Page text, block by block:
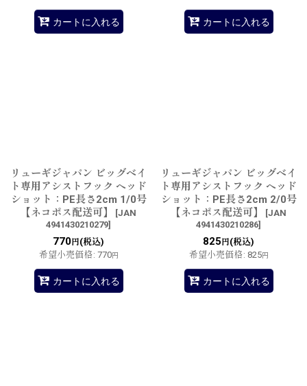
カートに入れる カートに入れる
リューギジャパン ビッグベイ
ト専用アシストフック ヘッド
ショット：PE長さ2cm 1/0号
【ネコポス配送可】
[JAN
4941430210279]
770 円(税込)
希望小売価格: 770円
カートに入れる
リューギジャパン ビッグベイ
ト専用アシストフック ヘッド
ショット：PE長さ2cm 2/0号
【ネコポス配送可】
[JAN
4941430210286]
825 円(税込)
希望小売価格: 825円
カートに入れる